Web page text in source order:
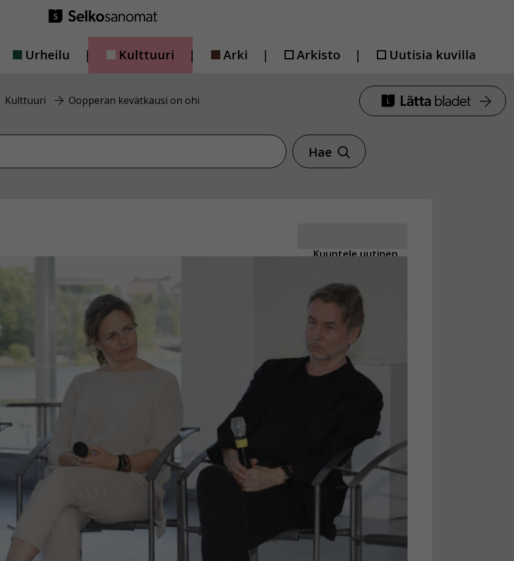
Urheilu Kulttuuri Arki Arkisto Uutisia kuvilla
Kulttuuri Oopperan kevätkausi on ohi
Hae
Kuuntele uutinen